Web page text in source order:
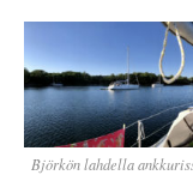
Björkön lahdella